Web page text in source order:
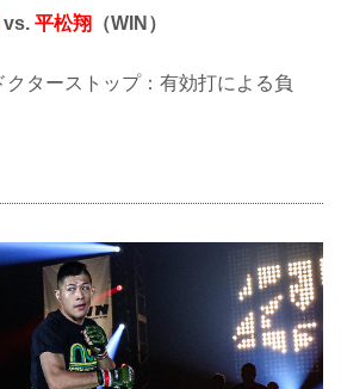
vs. 平松翔 （WIN）
ターストップ：有効打による負